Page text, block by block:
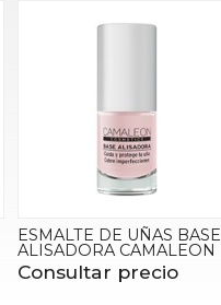
ESMALTE DE UÑAS BASE
ALISADORA CAMALEON
Consultar precio